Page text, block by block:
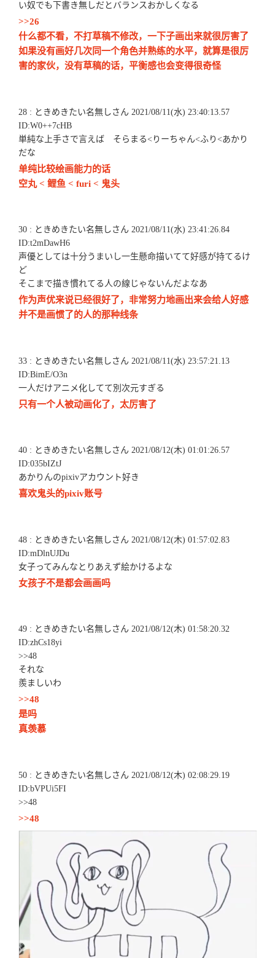
い奴でも下書き無しだとバランスおかしくなる
>>26
什么都不看，不打草稿不修改，一下子画出来就很厉害了
如果没有画好几次同一个角色并熟练的水平，就算是很厉
害的家伙，没有草稿的话，平衡感也会变得很奇怪
28 : ときめきたい名無しさん 2021/08/11(水) 23:40:13.57
ID:W0++7cHB
単純な上手さで言えば そらまる<りーちゃん<ふり<あかり
だな
单纯比较绘画能力的话
空丸 < 鲤鱼 < furi < 鬼头
30 : ときめきたい名無しさん 2021/08/11(水) 23:41:26.84
ID:t2mDawH6
声優としては十分うまいし一生懸命描いてて好感が持てるけ
ど
そこまで描き慣れてる人の線じゃないんだよなあ
作为声优来说已经很好了，非常努力地画出来会给人好感
并不是画惯了的人的那种线条
33 : ときめきたい名無しさん 2021/08/11(水) 23:57:21.13
ID:BimE/O3n
一人だけアニメ化してて別次元すぎる
只有一个人被动画化了，太厉害了
40 : ときめきたい名無しさん 2021/08/12(木) 01:01:26.57
ID:035bIZtJ
あかりんのpixivアカウント好き
喜欢鬼头的pixiv账号
48 : ときめきたい名無しさん 2021/08/12(木) 01:57:02.83
ID:mDlnUJDu
女子ってみんなとりあえず絵かけるよな
女孩子不是都会画画吗
49 : ときめきたい名無しさん 2021/08/12(木) 01:58:20.32
ID:zhCs18yi
>>48
それな
羨ましいわ
>>48
是吗
真羡慕
50 : ときめきたい名無しさん 2021/08/12(木) 02:08:29.19
ID:bVPUi5FI
>>48
>>48